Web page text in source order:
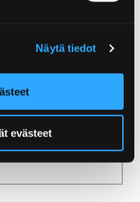
Näytä tiedot
evästeet
von städtischen
- die
für jeden